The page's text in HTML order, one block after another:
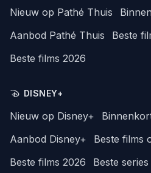
Nieuw op Pathé Thuis
Aanbod Pathé Thuis
Beste
Beste films 2026
DISNEY+
Nieuw op Disney+
Aanbod Disney+
Beste films
Beste films 2026
Beste